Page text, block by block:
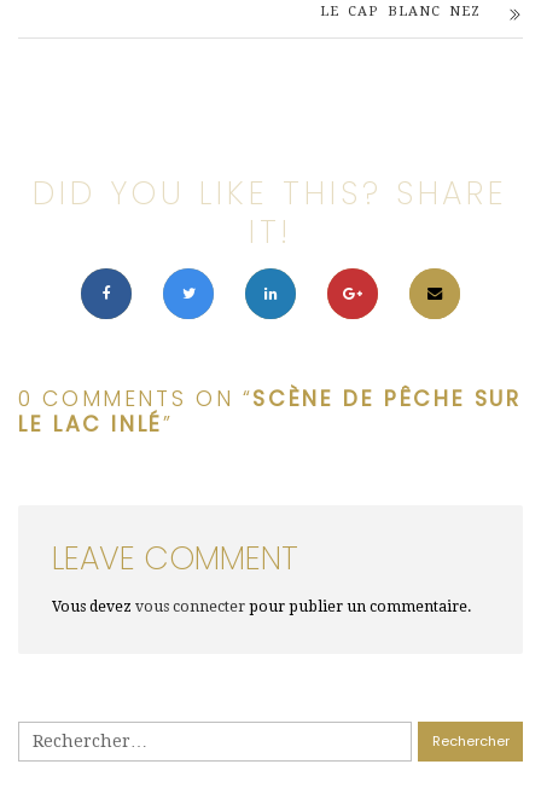
LE CAP BLANC NEZ
DID YOU LIKE THIS? SHARE
IT!
0 COMMENTS ON “SCÈNE DE PÊCHE SUR
LE LAC INLÉ”
LEAVE COMMENT
Vous devez vous connecter pour publier un commentaire.